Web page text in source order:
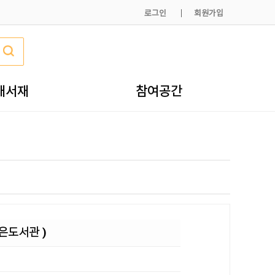
로그인 회원가입
서재 참여공간
도서관 )